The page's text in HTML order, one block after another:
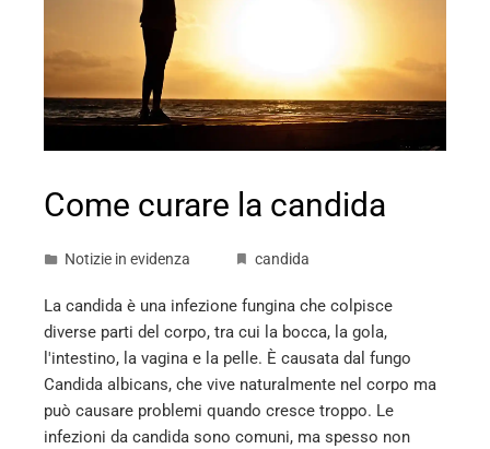
Come curare la candida
Notizie in evidenza candida
La candida è una infezione fungina che colpisce
diverse parti del corpo, tra cui la bocca, la gola,
l'intestino, la vagina e la pelle. È causata dal fungo
Candida albicans, che vive naturalmente nel corpo ma
può causare problemi quando cresce troppo. Le
infezioni da candida sono comuni, ma spesso non